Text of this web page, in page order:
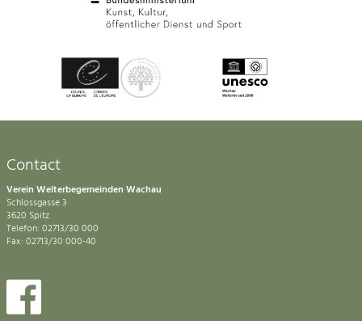
Contact
Verein Welterbegemeinden Wachau
Schlossgasse 3
3620 Spitz
Telefon: 02713/30 000
Fax: 02713/30 000-40